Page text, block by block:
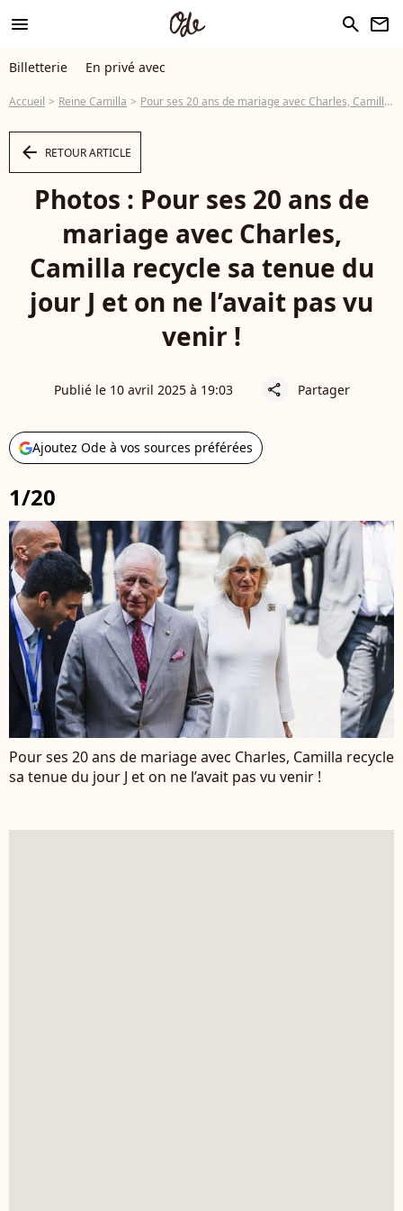
menu search newsletter
Billetterie En privé avec
Accueil Reine Camilla Pour ses 20 ans de mariage avec Charles, Camilla recycle sa tenue du jour J et on ne l’avait pas vu venir !
arrow_left RETOUR ARTICLE
Photos : Pour ses 20 ans de
mariage avec Charles,
Camilla recycle sa tenue du
jour J et on ne l’avait pas vu
venir !
Publié le 10 avril 2025 à 19:03 share Partager
Ajoutez Ode à vos sources préférées
1/20
Pour ses 20 ans de mariage avec Charles, Camilla recycle
sa tenue du jour J et on ne l’avait pas vu venir !